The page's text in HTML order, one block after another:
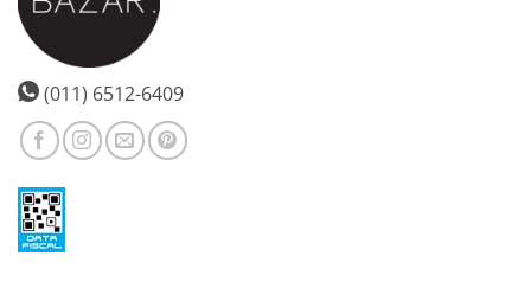
(011) 6512-6409